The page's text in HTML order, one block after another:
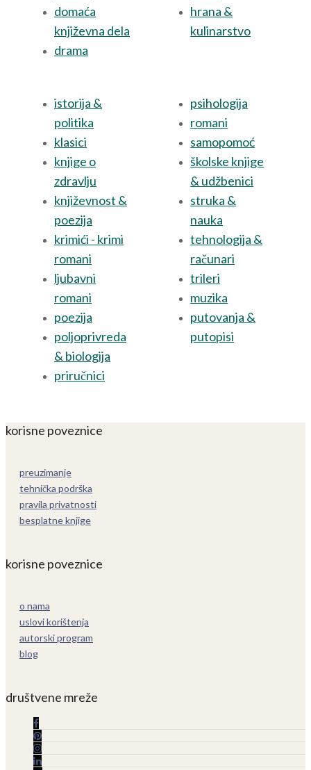
domaća
književna dela
drama
hrana &
kulinarstvo
istorija &
politika
klasici
knjige o
zdravlju
književnost &
poezija
krimići - krimi
romani
ljubavni
romani
poezija
poljoprivreda
& biologija
priručnici
psihologija
romani
samopomoć
školske knjige
& udžbenici
struka &
nauka
tehnologija &
računari
trileri
muzika
putovanja &
putopisi
korisne poveznice
preuzimanje
tehnička podrška
pravila privatnosti
besplatne knjige
korisne poveznice
o nama
uslovi korištenja
autorski program
blog
društvene mreže